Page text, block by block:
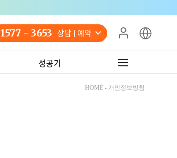
1577 - 3653 상담 예약
성공기
HOME - 개인정보방침